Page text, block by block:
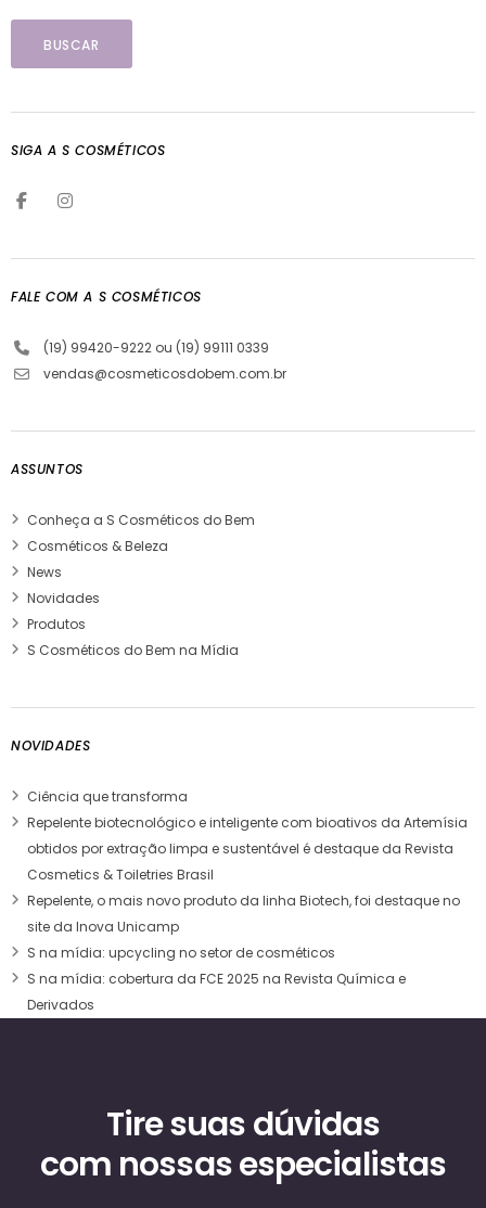
SIGA A S COSMÉTICOS
FALE COM A S COSMÉTICOS
(19) 99420-9222 ou (19) 99111 0339
vendas@cosmeticosdobem.com.br
ASSUNTOS
Conheça a S Cosméticos do Bem
Cosméticos & Beleza
News
Novidades
Produtos
S Cosméticos do Bem na Mídia
NOVIDADES
Ciência que transforma
Repelente biotecnológico e inteligente com bioativos da Artemísia
obtidos por extração limpa e sustentável é destaque da Revista
Cosmetics & Toiletries Brasil
Repelente, o mais novo produto da linha Biotech, foi destaque no
site da Inova Unicamp
S na mídia: upcycling no setor de cosméticos
S na mídia: cobertura da FCE 2025 na Revista Química e
Derivados
Tire suas dúvidas
com nossas especialistas